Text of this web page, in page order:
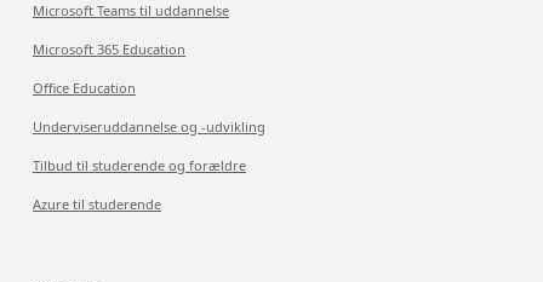
Microsoft Teams til uddannelse
Microsoft 365 Education
Office Education
Underviseruddannelse og -udvikling
Tilbud til studerende og forældre
Azure til studerende